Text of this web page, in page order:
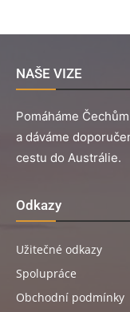
NAŠE VIZE
Pomáháme
a dáváme
cestu do Austrálie.
Odkazy
Užitečné odkazy
Spolupráce
Obchodní podmínky